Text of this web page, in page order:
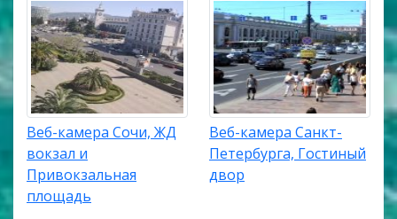
Веб-камера Сочи, ЖД
вокзал и
Привокзальная
площадь
Веб-камера Санкт-
Петербурга, Гостиный
двор